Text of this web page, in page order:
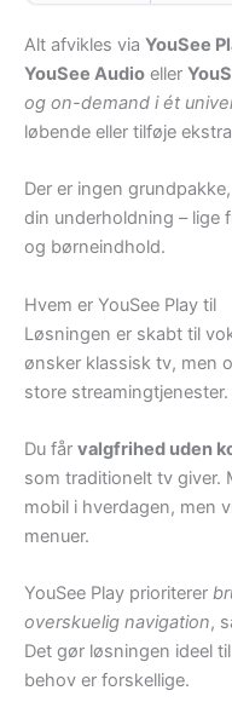
Alt afvikles via YouSee
YouSee Audio eller
og on-demand i ét
løbende eller tilføje
Der er ingen
din underholdning – lige
og børneindhold.
Hvem er YouSee Play til
Løsningen er skabt til
ønsker klassisk tv, men
store streamingtjenester.
Du får valgfrihed uden
som traditionelt tv giver.
mobil i hverdagen, men
menuer.
YouSee Play prioriterer
overskuelig navigation,
Det gør løsningen ideel
behov er forskellige.